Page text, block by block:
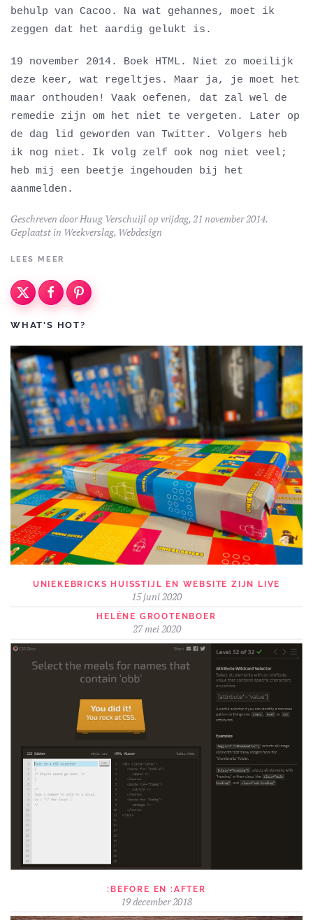
behulp van Cacoo. Na wat gehannes, moet ik
zeggen dat het aardig gelukt is.
19 november 2014. Boek HTML. Niet zo moeilijk
deze keer, wat regeltjes. Maar ja, je moet het
maar onthouden! Vaak oefenen, dat zal wel de
remedie zijn om het niet te vergeten. Later op
de dag lid geworden van Twitter. Volgers heb
ik nog niet. Ik volg zelf ook nog niet veel;
heb mij een beetje ingehouden bij het
aanmelden.
Geschreven doorHuug Verschuijlop vrijdag, 21 november 2014.
Geplaatst in Weekverslag, Webdesign
LEES MEER
WHAT'S HOT?
UNIEKEBRICKS HUISSTIJL EN WEBSITE ZIJN LIVE
15 juni 2020
HELÈNE GROOTENBOER
27 mei 2020
:BEFORE EN :AFTER
19 december 2018